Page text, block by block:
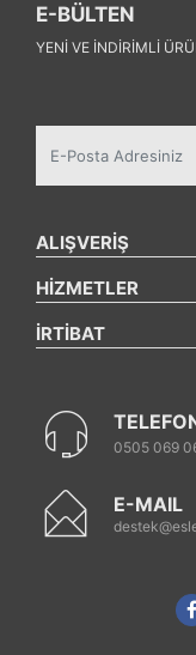
E-BÜLTEN
YENI VE INDIRIMLI
ALIŞVERİŞ
HİZMETLER
İRTİBAT
0505 069
E-MAIL